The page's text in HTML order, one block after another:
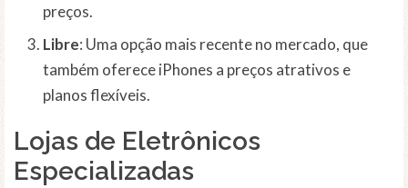
preços.
Libre: Uma opção mais recente no mercado, que
também oferece iPhones a preços atrativos e
planos flexíveis.
Lojas de Eletrônicos
Especializadas